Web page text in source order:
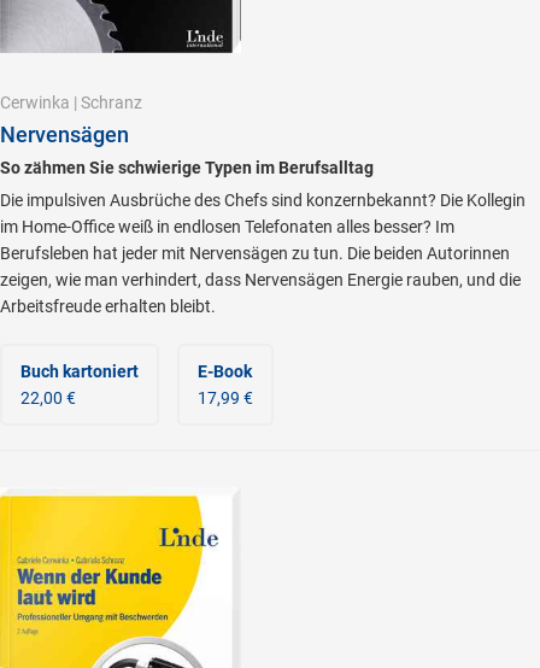
Cerwinka | Schranz
Nervensägen
So zähmen Sie schwierige Typen im Berufsalltag
Die impulsiven Ausbrüche des Chefs sind konzernbekannt? Die Kollegin
im Home-Office weiß in endlosen Telefonaten alles besser? Im
Berufsleben hat jeder mit Nervensägen zu tun. Die beiden Autorinnen
zeigen, wie man verhindert, dass Nervensägen Energie rauben, und die
Arbeitsfreude erhalten bleibt.
Buch kartoniert
22,00 €
E-Book
17,99 €